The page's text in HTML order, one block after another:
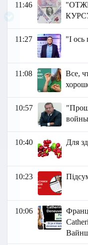
11:46
11:27 "І ось
11:08
Все,
10:57
10:40 Для
10:23
10:06